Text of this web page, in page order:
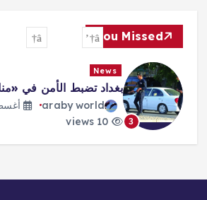
You Missed
3
News
بغداد تضبط الأمن في
araby world
أغسطس